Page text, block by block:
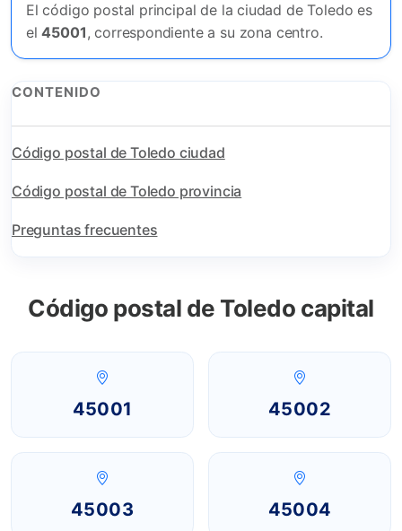
El código postal principal de la ciudad de Toledo es
el45001, correspondiente a su zona centro.
CONTENIDO
Código postal de Toledo ciudad
Código postal de Toledo provincia
Preguntas frecuentes
Código postal de Toledo capital
45001 45002
45003 45004